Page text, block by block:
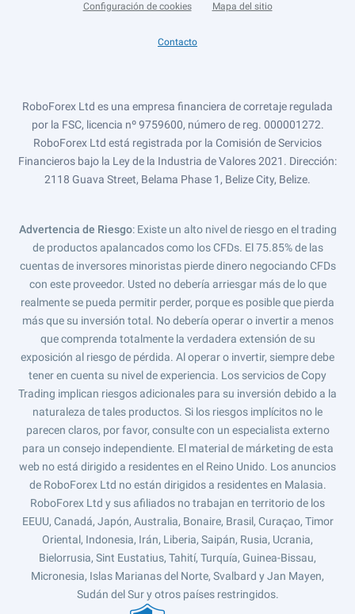
Configuración de cookies Mapa del sitio
Contacto
RoboForex Ltd es una empresa financiera de corretaje regulada
por la FSC, licencia nº 9759600, número de reg. 000001272.
RoboForex Ltd está registrada por la Comisión de Servicios
Financieros bajo la Ley de la Industria de Valores 2021. Dirección:
2118 Guava Street, Belama Phase 1, Belize City, Belize.
Advertencia de Riesgo: Existe un alto nivel de riesgo en el trading
de productos apalancados como los CFDs. El 75.85% de las
cuentas de inversores minoristas pierde dinero negociando CFDs
con este proveedor. Usted no debería arriesgar más de lo que
realmente se pueda permitir perder, porque es posible que pierda
más que su inversión total. No debería operar o invertir a menos
que comprenda totalmente la verdadera extensión de su
exposición al riesgo de pérdida. Al operar o invertir, siempre debe
tener en cuenta su nivel de experiencia. Los servicios de Copy
Trading implican riesgos adicionales para su inversión debido a la
naturaleza de tales productos. Si los riesgos implícitos no le
parecen claros, por favor, consulte con un especialista externo
para un consejo independiente. El material de márketing de esta
web no está dirigido a residentes en el Reino Unido. Los anuncios
de RoboForex Ltd no están dirigidos a residentes en Malasia.
RoboForex Ltd y sus afiliados no trabajan en territorio de los
EEUU, Canadá, Japón, Australia, Bonaire, Brasil, Curaçao, Timor
Oriental, Indonesia, Irán, Liberia, Saipán, Rusia, Ucrania,
Bielorrusia, Sint Eustatius, Tahití, Turquía, Guinea-Bissau,
Micronesia, Islas Marianas del Norte, Svalbard y Jan Mayen,
Sudán del Sur y otros países restringidos.